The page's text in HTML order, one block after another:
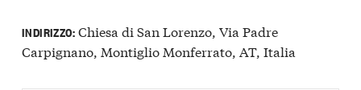
INDIRIZZO:Chiesa di San Lorenzo, Via Padre
Carpignano, Montiglio Monferrato, AT, Italia